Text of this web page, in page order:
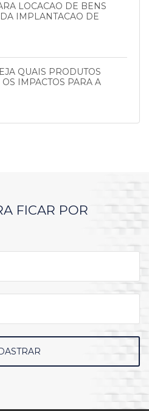
LOCACAO DE BENS
IMPLANTACAO DE
QUAIS PRODUTOS
IMPACTOS PARA A
FICAR POR